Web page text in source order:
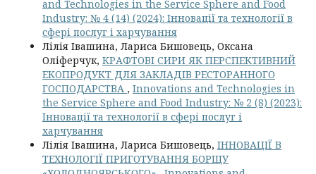
and Technologies in the Service Sphere and Food
Industry: № 4 (14) (2024): Інновації та технології в
сфері послуг і харчування
Лілія Івашина, Лариса Бишовець, Оксана
Оліферчук, КРАФТОВІ СИРИ ЯК ПЕРСПЕКТИВНИЙ
ЕКОПРОДУКТ ДЛЯ ЗАКЛАДІВ РЕСТОРАННОГО
ГОСПОДАРСТВА , Innovations and Technologies in
the Service Sphere and Food Industry: № 2 (8) (2023):
Інновації та технології в сфері послуг і
харчування
Лілія Івашина, Лариса Бишовець, ІННОВАЦІЇ В
ТЕХНОЛОГІЇ ПРИГОТУВАННЯ БОРЩУ